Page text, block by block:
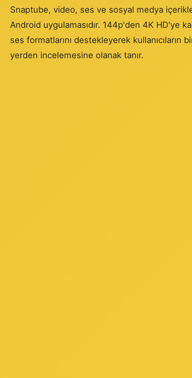
Snaptube, video, ses ve sosyal medya
Android uygulamasıdır. 144p'den 4K HD'ye
ses formatlarını destekleyerek
yerden incelemesine olanak tanır.